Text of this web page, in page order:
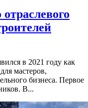
в 2021 году как
мастеров,
бизнеса. Первое
В...